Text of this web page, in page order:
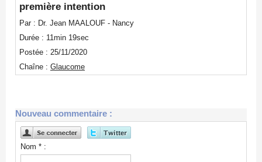
première intention
Par : Dr. Jean MAALOUF - Nancy
Durée : 11min 19sec
Postée : 25/11/2020
Chaîne : Glaucome
Nouveau commentaire :
Nom * :